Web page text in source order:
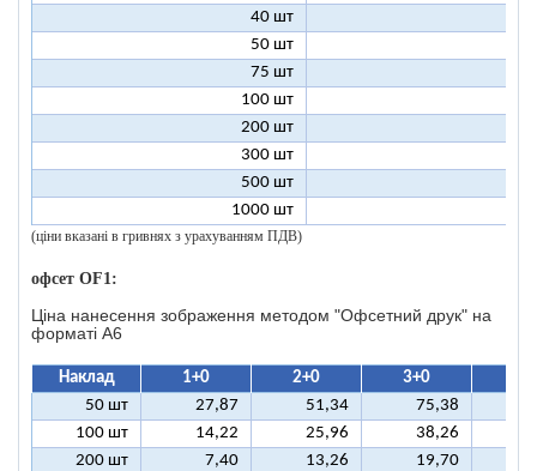
40 шт
50 шт
75 шт
100 шт
200 шт
300 шт
500 шт
1000 шт
(ціни вказані в гривнях з урахуванням ПДВ)
офсет OF1:
Ціна нанесення зображення методом "Офсетний друк" на
форматі A6
Наклад 1+0 2+0 3+0
50 шт
27,87 51,34 75,38
100 шт
14,22 25,96 38,26
200 шт
7,40 13,26 19,70